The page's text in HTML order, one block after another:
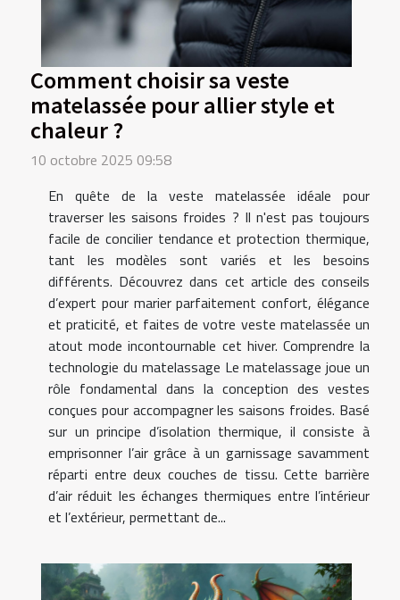
Comment choisir sa veste
matelassée pour allier style et
chaleur ?
10 octobre 2025 09:58
En quête de la veste matelassée idéale pour
traverser les saisons froides ? Il n'est pas toujours
facile de concilier tendance et protection thermique,
tant les modèles sont variés et les besoins
différents. Découvrez dans cet article des conseils
d’expert pour marier parfaitement confort, élégance
et praticité, et faites de votre veste matelassée un
atout mode incontournable cet hiver. Comprendre la
technologie du matelassage Le matelassage joue un
rôle fondamental dans la conception des vestes
conçues pour accompagner les saisons froides. Basé
sur un principe d’isolation thermique, il consiste à
emprisonner l’air grâce à un garnissage savamment
réparti entre deux couches de tissu. Cette barrière
d’air réduit les échanges thermiques entre l’intérieur
et l’extérieur, permettant de...